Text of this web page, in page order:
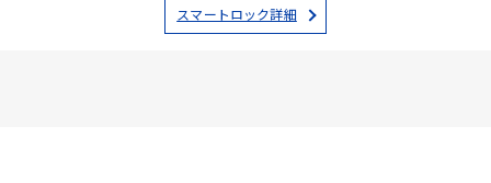
スマートロック詳細